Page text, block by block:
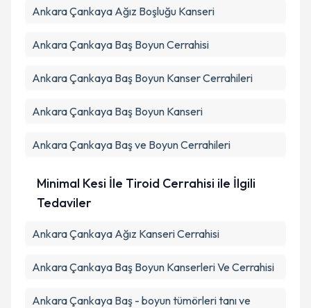
Ankara Çankaya Ağız Boşluğu Kanseri
Ankara Çankaya Baş Boyun Cerrahisi
Ankara Çankaya Baş Boyun Kanser Cerrahileri
Ankara Çankaya Baş Boyun Kanseri
Ankara Çankaya Baş ve Boyun Cerrahileri
Minimal Kesi İle Tiroid Cerrahisi ile İlgili
Tedaviler
Ankara Çankaya Ağız Kanseri Cerrahisi
Ankara Çankaya Baş Boyun Kanserleri Ve Cerrahisi
Ankara Çankaya Baş - boyun tümörleri tanı ve